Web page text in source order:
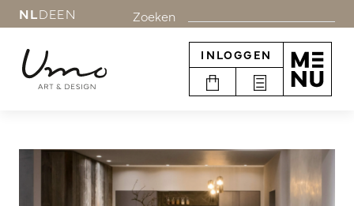
NLDEEN Zoeken
INLOGGEN